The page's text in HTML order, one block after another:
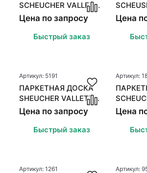
SCHEUCHER VALLETTA
OAK ASTIG TXM MCD
GREY
Цена по запросу
Быстрый заказ
OAK
Цена
Артикул: 5191
ПАРКЕТНАЯ ДОСКА
SHEUCHER VALLETTA
OAK ASTIG TXM
AKZENT
Цена по запросу
Быстрый заказ
Артикул:
OAK
NATURA
Цена
Артикул: 1261 Артикул: